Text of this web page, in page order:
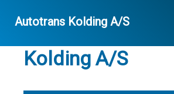
Autotrans Kolding A/S
Kontakt Autotrans
Kolding A/S